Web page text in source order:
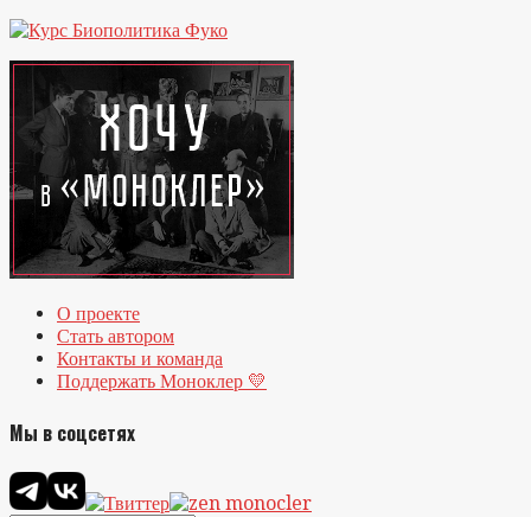
О проекте
Стать автором
Контакты и команда
Поддержать Моноклер 💛
Мы в соцсетях